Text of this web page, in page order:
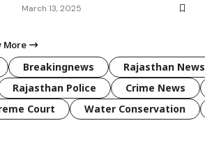
March 13, 2025
More
Breakingnews Rajasthan News
Rajasthan Police Crime News
Court Water Conservation